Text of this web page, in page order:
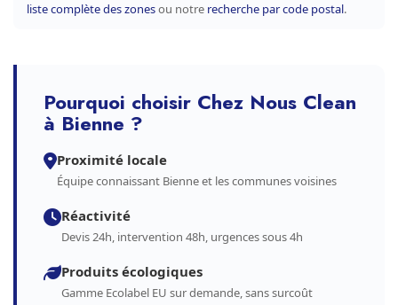
liste complète des zonesou notre recherche par code postal.
Pourquoi choisir Chez Nous Clean
à Bienne ?
Proximité locale
Équipe connaissant Bienne et les communes voisines
Réactivité
Devis 24h, intervention 48h, urgences sous 4h
Produits écologiques
Gamme Ecolabel EU sur demande, sans surcoût